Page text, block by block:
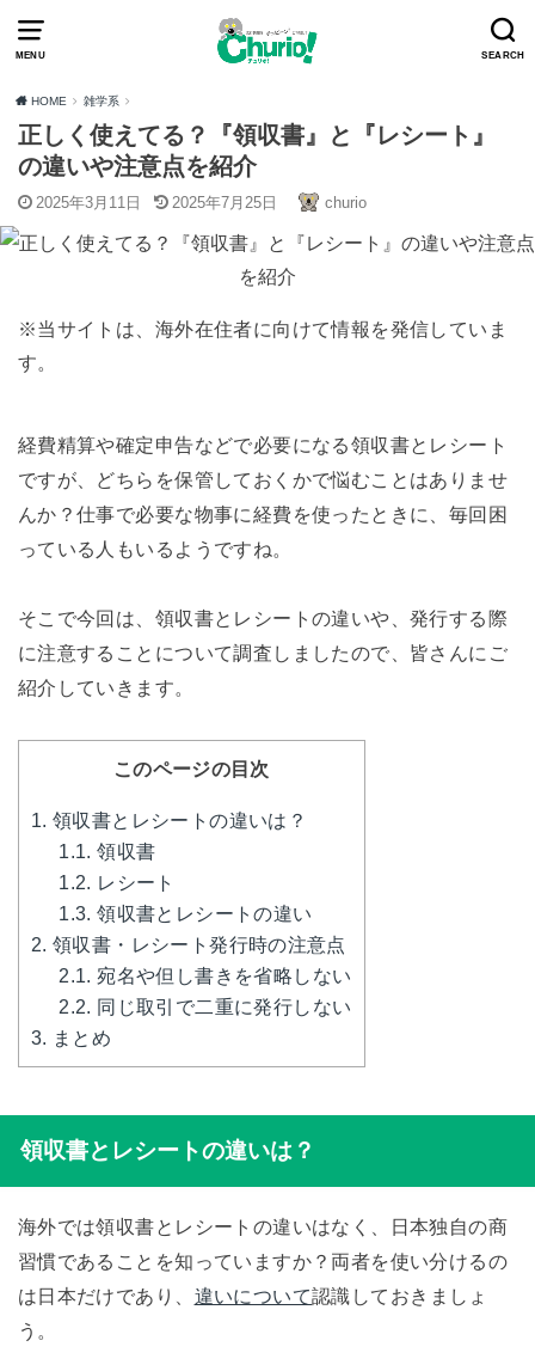
MENU SEARCH
HOME 雑学系
正しく使えてる？『領収書』と『レシート』
の違いや注意点を紹介
2025年3月11日 2025年7月25日 churio
※当サイトは、海外在住者に向けて情報を発信していま
す。
経費精算や確定申告などで必要になる領収書とレシート
ですが、どちらを保管しておくかで悩むことはありませ
んか？仕事で必要な物事に経費を使ったときに、毎回困
っている人もいるようですね。
そこで今回は、領収書とレシートの違いや、発行する際
に注意することについて調査しましたので、皆さんにご
紹介していきます。
このページの目次
1. 領収書とレシートの違いは？
1.1. 領収書
1.2. レシート
1.3. 領収書とレシートの違い
2. 領収書・レシート発行時の注意点
2.1. 宛名や但し書きを省略しない
2.2. 同じ取引で二重に発行しない
3. まとめ
領収書とレシートの違いは？
海外では領収書とレシートの違いはなく、日本独自の商
習慣であることを知っていますか？両者を使い分けるの
は日本だけであり、 違いについて認識しておきましょ
う。